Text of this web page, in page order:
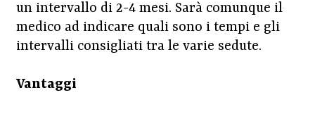
un intervallo di 2-4 mesi. Sarà comunque il
medico ad indicare quali sono i tempi e gli
intervalli consigliati tra le varie sedute.
Vantaggi